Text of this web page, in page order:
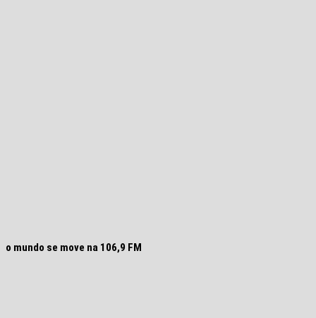
o mundo se move na 106,9 FM